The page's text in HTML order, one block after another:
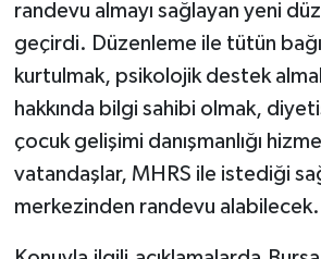
randevu almayı sağlayan yeni
geçirdi. Düzenleme ile tütün
kurtulmak, psikolojik destek
hakkında bilgi sahibi olmak,
çocuk gelişimi danışmanlığı
vatandaşlar, MHRS ile istediği
merkezinden randevu alabilecek.